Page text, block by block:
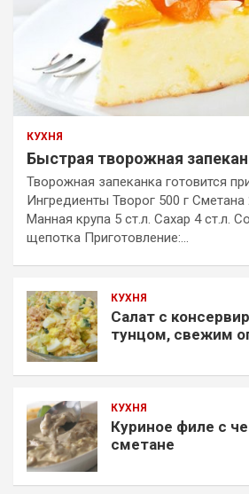
КУХНЯ
Быстрая творожная
Творожная запеканка готовится
Ингредиенты Творог 500 г Сметана
Манная крупа 5 ст.л. Сахар 4 ст.л.
щепотка Приготовление:…
КУХНЯ
Салат с
тунцом, свежим
КУХНЯ
Куриное филе с
сметане